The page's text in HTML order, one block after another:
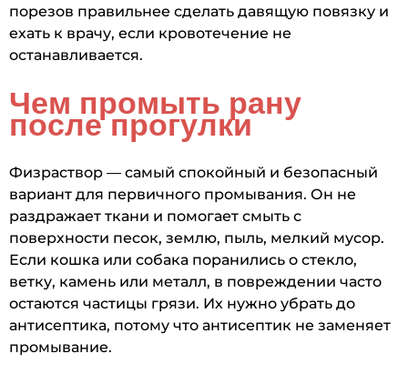
порезов правильнее сделать давящую повязку и
ехать к врачу, если кровотечение не
останавливается.
Чем промыть рану
после прогулки
Физраствор — самый спокойный и безопасный
вариант для первичного промывания. Он не
раздражает ткани и помогает смыть с
поверхности песок, землю, пыль, мелкий мусор.
Если кошка или собака поранились о стекло,
ветку, камень или металл, в повреждении часто
остаются частицы грязи. Их нужно убрать до
антисептика, потому что антисептик не заменяет
промывание.